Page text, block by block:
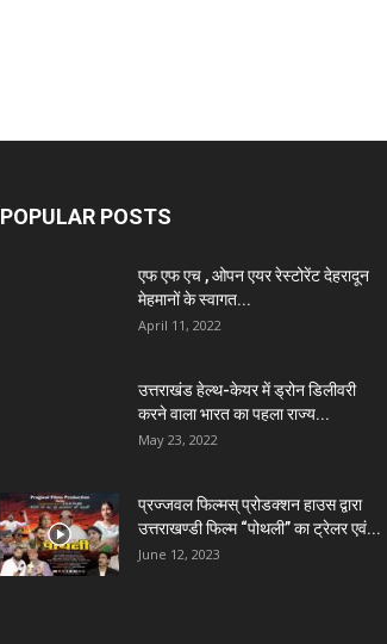
POPULAR POSTS
एफ एफ एच , ओपन एयर रेस्टोरेंट देहरादून
मेहमानों के स्वागत...
April 11, 2022
उत्तराखंड हेल्थ-केयर में ड्रोन डिलीवरी
करने वाला भारत का पहला राज्य...
May 23, 2022
प्रज्जवल फिल्मस् प्रोडक्शन हाउस द्वारा
उत्तराखण्डी फिल्म “पोथली” का ट्रेलर एवं...
June 12, 2023